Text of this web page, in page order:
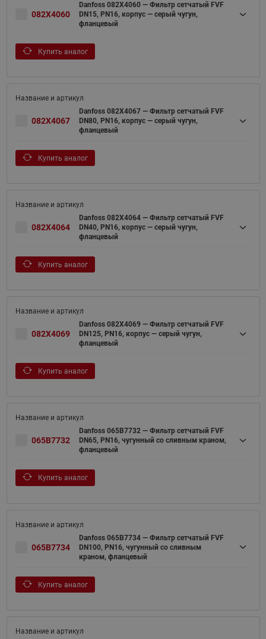
082X4060
Danfoss 082X4060 — Фильтр сетчатый FVF
DN15, PN16, корпус — серый чугун,
фланцевый
Купить аналог
082X4067
Danfoss 082X4067 — Фильтр сетчатый FVF
DN80, PN16, корпус — серый чугун,
фланцевый
Купить аналог
082X4064
Danfoss 082X4064 — Фильтр сетчатый FVF
DN40, PN16, корпус — серый чугун,
фланцевый
Купить аналог
082X4069
Danfoss 082X4069 — Фильтр сетчатый FVF
DN125, PN16, корпус — серый чугун,
фланцевый
Купить аналог
065B7732
Danfoss 065B7732 — Фильтр сетчатый FVF
DN65, PN16, чугунный со сливным краном,
фланцевый
Купить аналог
065B7734
Danfoss 065B7734 — Фильтр сетчатый FVF
DN100, PN16, чугунный со сливным
краном, фланцевый
Купить аналог